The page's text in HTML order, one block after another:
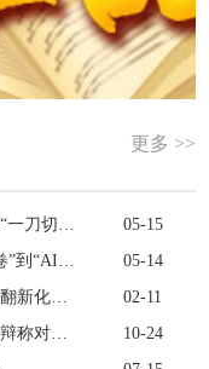
更多 >>
病假必须二级以上医院证明？法院：不得“一刀切”拒...
05-15
学者聚焦AI时代的刑事辩护：从“人力阅卷”到“AI加...
05-14
最高检：商标犯罪向网络拓展，电子化、翻新化手段凸...
02-11
安阳一村支书微信群骂村民被警方行拘，辩称对方先“...
10-24